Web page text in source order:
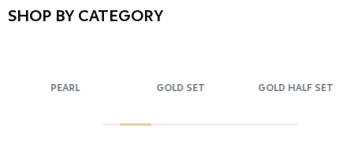
SHOP BY CATEGORY
PEARL GOLD SET GOLD HALF SET